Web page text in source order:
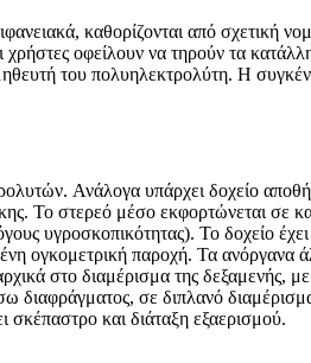
καθορίζονται από σχετική
οφείλουν να τηρούν τα
του πολυηλεκτρολύτη. Η
Ανάλογα υπάρχει δοχείο
Το στερεό μέσο εκφορτώνεται σε
υγροσκοπικότητας). Το δοχείο
ογκομετρική παροχή. Τα ανόργανα
στο διαμέρισμα της δεξαμενής,
διαφράγματος, σε διπλανό
σκέπαστρο και διάταξη εξαερισμού.